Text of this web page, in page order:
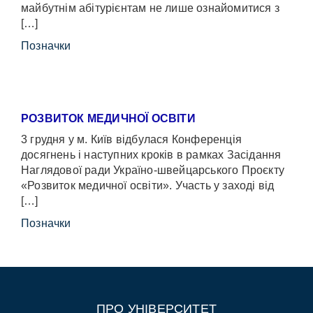
майбутнім абітурієнтам не лише ознайомитися з
[…]
Позначки
РОЗВИТОК МЕДИЧНОЇ ОСВІТИ
3 грудня у м. Київ відбулася Конференція
досягнень і наступних кроків в рамках Засідання
Наглядової ради Україно-швейцарського Проєкту
«Розвиток медичної освіти». Участь у заході від
[…]
Позначки
ПРО УНІВЕРСИТЕТ